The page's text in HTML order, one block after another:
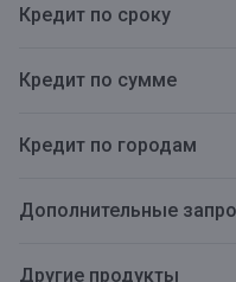
Кредит по сроку
Кредит по сумме
Кредит по городам
Дополнительные
Другие продукты